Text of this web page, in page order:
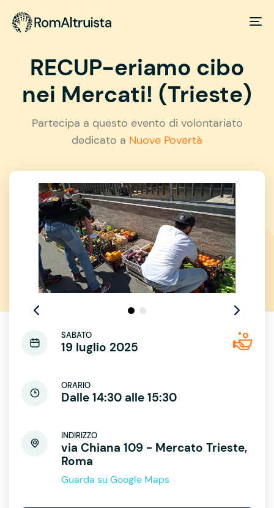
RECUP-eriamo cibo
nei Mercati! (Trieste)
Partecipa a questo evento di volontariato
dedicato a Nuove Povertà
SABATO
19 luglio 2025
ORARIO
Dalle 14:30 alle 15:30
INDIRIZZO
via Chiana 109 - Mercato Trieste,
Roma
Guarda su Google Maps